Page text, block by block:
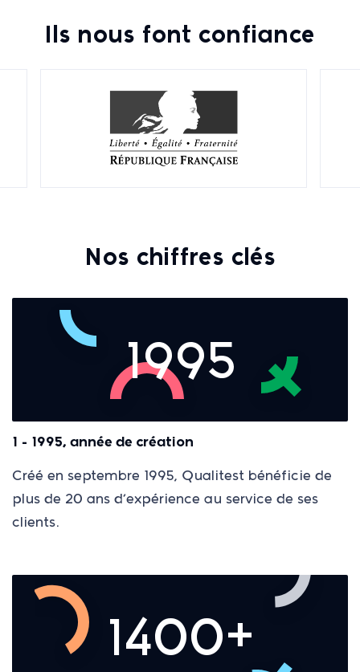
Ils nous font confiance
Nos chiffres clés
1995
1 - 1995, année de création
Créé en septembre 1995, Qualitest bénéficie de
plus de 20 ans d’expérience au service de ses
clients.
1400+